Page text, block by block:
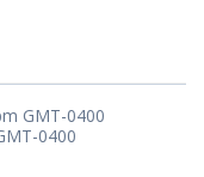
GMT-0400
0400